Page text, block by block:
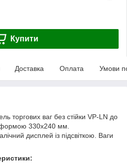
Купити
Доставка Оплата Умови
торгових ваг без стійки VP-LN до
330х240 мм.
дисплей із підсвіткою. Ваги